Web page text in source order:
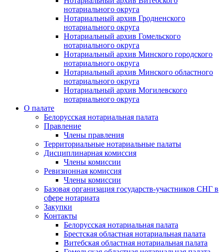
нотариального округа
Нотариальный архив Гродненского
нотариального округа
Нотариальный архив Гомельского
нотариального округа
Нотариальный архив Минского городского
нотариального округа
Нотариальный архив Минского областного
нотариального округа
Нотариальный архив Могилевского
нотариального округа
О палате
Белорусская нотариальная палата
Правление
Члены правления
Территориальные нотариальные палаты
Дисциплинарная комиссия
Члены комиссии
Ревизионная комиссия
Члены комиссии
Базовая организация государств-участников СНГ в
сфере нотариата
Закупки
Контакты
Белорусская нотариальная палата
Брестская областная нотариальная палата
Витебская областная нотариальная палата